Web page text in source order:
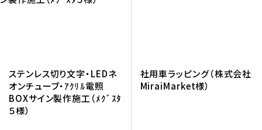
ステンレス切り文字・LEDネ
オンチューブ・ｱｸﾘﾙ電照
BOXサイン製作施工（ﾒｸﾞｽﾀ
５様）
社用車ラッピング（株式会社
MiraiMarket様）